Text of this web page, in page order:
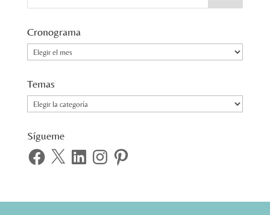
Cronograma
Cronograma
Temas
Temas
Sígueme
Facebook
X LinkedInInstagramPinterest